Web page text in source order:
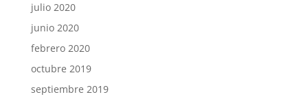
julio 2020
junio 2020
febrero 2020
octubre 2019
septiembre 2019